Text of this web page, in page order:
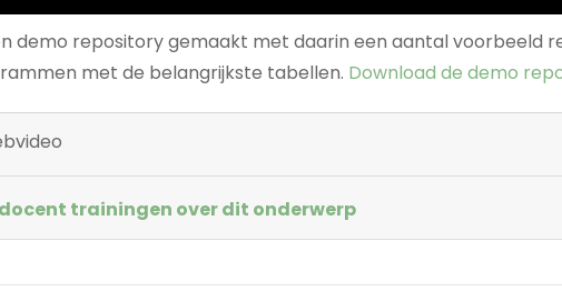
demo repository gemaakt met daarin een aantal voorbeeld
met de belangrijkste tabellen. Download de demo
trainingen over dit onderwerp